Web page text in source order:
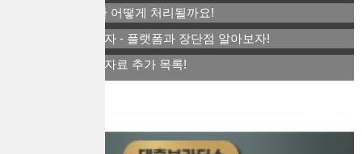
퇴사 후 연말정산 어떻게 처리될까요!
아트테크 소액투자 - 플랫폼과 장단점 알아보자!
연말정산 간소화자료 추가 목록!